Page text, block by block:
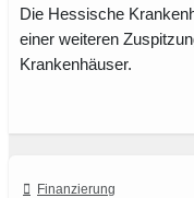
Die Hessische
einer weiteren
Krankenhäuser.
Finanzierung